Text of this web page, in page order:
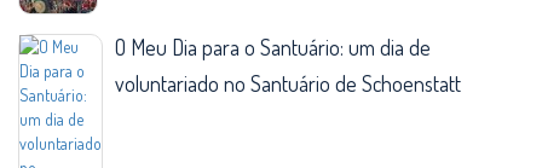
O Meu Dia para o Santuário: um dia de
voluntariado no Santuário de Schoenstatt